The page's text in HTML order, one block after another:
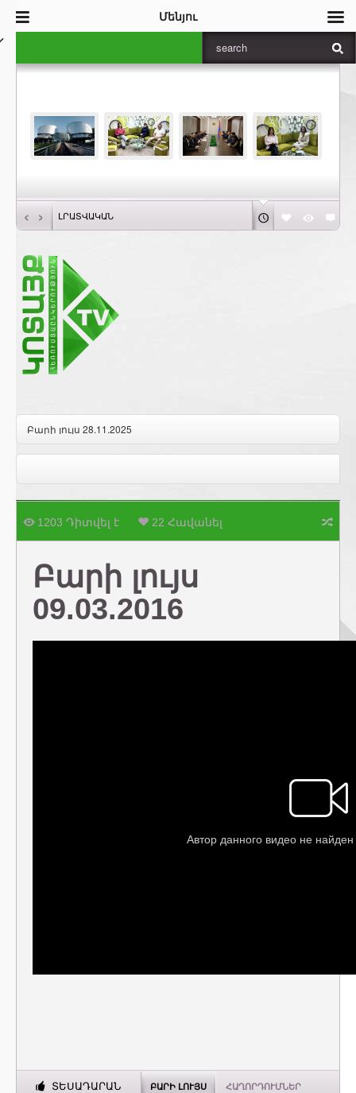
‹ › ԼՐԱՏՎԱԿԱՆ
Բարի լույս 28.11.2025
1203 Դիտվել է 22 Հավանել
Բարի լույս
09.03.2016
ՏԵՍԱԴԱՐԱՆ ԲԱՐԻ ԼՈՒՅՍ ՀԱՂՈՐԴՈՒՄՆԵՐ
Մենյու